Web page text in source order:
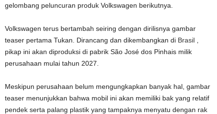
gelombang peluncuran produk Volkswagen berikutnya.
Volkswagen terus bertambah seiring dengan dirilisnya gambar
teaser pertama Tukan. Dirancang dan dikembangkan di Brasil
pikap ini akan diproduksi di pabrik São José dos Pinhais milik
perusahaan mulai tahun 2027.
Meskipun perusahaan belum mengungkapkan banyak hal, gambar
teaser menunjukkan bahwa mobil ini akan memiliki bak yang relatif
pendek serta palang plastik yang tampaknya menyatu dengan rak